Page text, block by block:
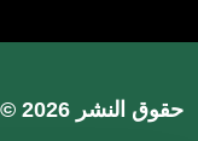
حقوق النشر 2026 © جميع الحقوق محفوظة